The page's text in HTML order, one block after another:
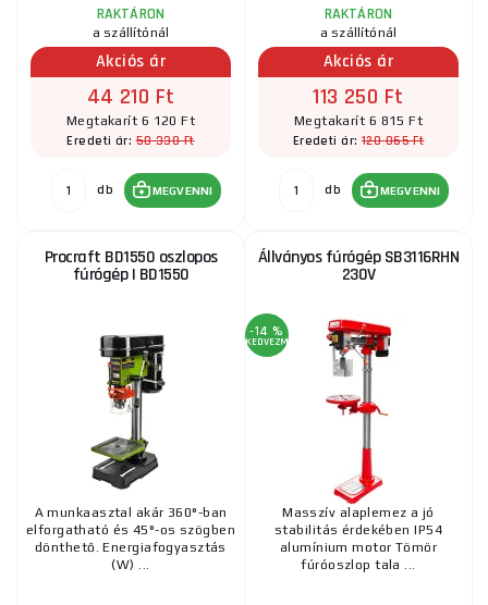
RAKTÁRON
a szállítónál
Akciós ár
44 210 Ft
Megtakarít 6 120 Ft
Eredeti ár:50 330 Ft
db MEGVENNI
RAKTÁRON
a szállítónál
Akciós ár
113 250 Ft
Megtakarít 6 815 Ft
Eredeti ár: 120 065 Ft
db MEGVENNI
Procraft BD1550 oszlopos
fúrógép | BD1550
A munkaasztal akár 360°-ban
elforgatható és 45°-os szögben
dönthető. Energiafogyasztás
(W) ...
Állványos fúrógép SB3116RHN
230V
-14 %
KEDVEZMÉNY
Masszív alaplemez a jó
stabilitás érdekében IP54
alumínium motor Tömör
fúróoszlop tala ...